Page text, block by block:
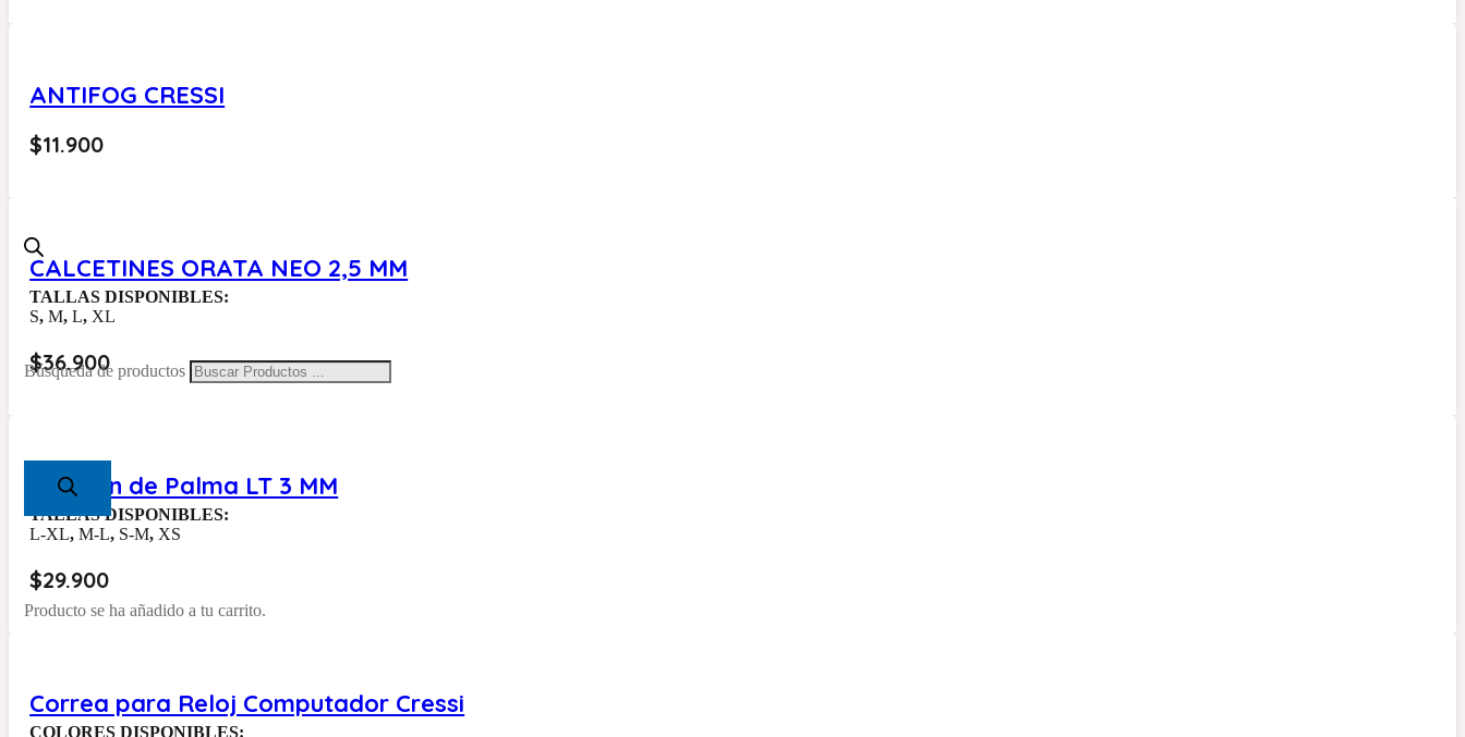
Búsqueda de productos
Producto se ha añadido a tu carrito.
ANTIFOG CRESSI
$11.900
CALCETINES ORATA NEO 2,5 MM
TALLAS DISPONIBLES:
S,M,L, XL
$36.900
Calcetin de Palma LT 3 MM
TALLAS DISPONIBLES:
L-XL,M-L, S-M, XS
$29.900
Correa para Reloj Computador Cressi
COLORES DISPONIBLES: